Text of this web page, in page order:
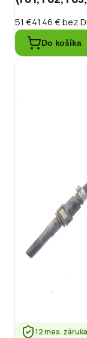
51 €41.46 €bez
Do košíka
12 mes. záruka